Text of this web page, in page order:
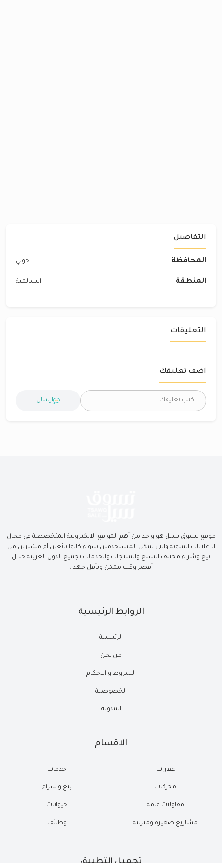
التفاصيل
المحافظة حولي
المنطقة السالمية
التعليقات
اضف تعليقك
ارسال
موقع تسوق سيل هو واحد من أهم المواقع الالكترونية المتخصصة في مجال
الإعلانات المبوبة والتي تمكن المستخدمين سواء كانوا بائعين أم مشترين من
بيع وشراء مختلف السلع والمنتجات والخدمات بجميع الدول العربية خلال
أقصر وقت ممكن وبأقل جهد .
الروابط الرئيسية
الرئيسية
من نحن
الشروط و الاحكام
الخصوصية
المدونة
الاقسام
عقارات
محركات
مقاولات عامة
مشاريع صغيرة ومنزلية
خدمات
بيع و شراء
حيوانات
وظائف